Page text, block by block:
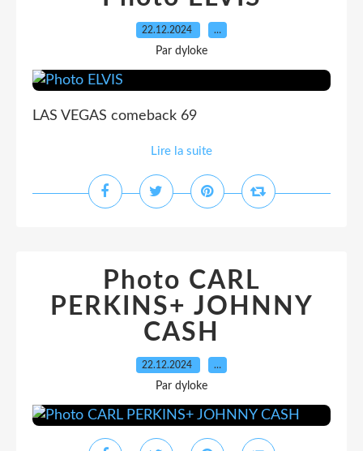
22.12.2024 …
Par dyloke
LAS VEGAS comeback 69
Lire la suite
Photo CARL
PERKINS+ JOHNNY
CASH
22.12.2024 …
Par dyloke